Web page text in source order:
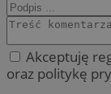
Akceptuję
oraz politykę